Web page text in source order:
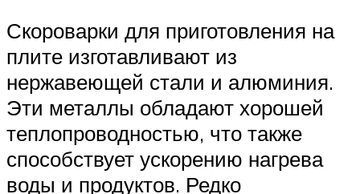
Скороварки для приготовления на
плите изготавливают из
нержавеющей стали и алюминия.
Эти металлы обладают хорошей
теплопроводностью, что также
способствует ускорению нагрева
воды и продуктов. Редко